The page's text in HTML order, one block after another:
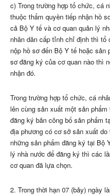
c) Trong trường hợp tổ chức, cá
thuộc thẩm quyền tiếp nhận hồ
cả Bộ Y tế và cơ quan quản lý
nhân dân cấp tỉnh chỉ định thì tổ
nộp hồ sơ đến Bộ Y tế hoặc sản
sơ đăng ký của cơ quan nào thì
nhận đó.
Trong trường hợp tổ chức, cá
lên cùng sản xuất một sản
đăng ký bản công bố sản phẩm
địa phương có cơ sở sản xuất
những sản phẩm đăng ký tại Bộ
lý nhà nước để đăng ký thì các
cơ quan đã lựa chọn.
2. Trong thời hạn 07 (bảy) ngày